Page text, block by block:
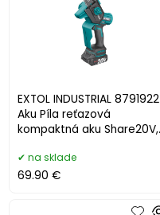
EXTOL INDUSTRIAL 8791922
Aku Píla reťazová
kompaktná aku Share20V,
na sklade
69.90 €